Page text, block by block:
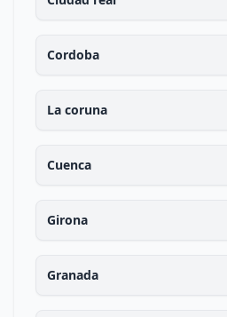
Cordoba
La coruna
Cuenca
Girona
Granada